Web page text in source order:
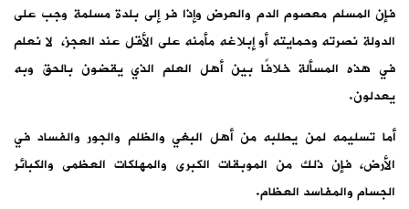
فإن المسلم معصوم الدم والعرض وإذا فر إلى بلدة مسلمة وجب على
الدولة نصرته وحمايته أو إبلاغه مأمنه على الأقل عند العجز، لا نعلم
في هذه المسألة خلافًا بين أهل العلم الذي يقضون بالحق وبه
يعدلون.
أما تسليمه لمن يطلبه من أهل البغي والظلم والجور والفساد في
الأرض، فإن ذلك من الموبقات الكبرى والمهلكات العظمى والكبائر
الجسام والمفاسد العظام.